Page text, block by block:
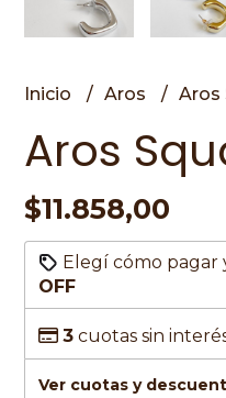
Inicio Aros Aros
Aros
$11.858,00
Elegí cómo
OFF
3 cuotas sin
Ver cuotas y